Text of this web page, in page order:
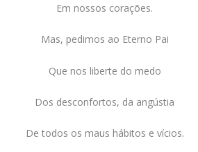
Em nossos corações.
Mas, pedimos ao Eterno Pai
Que nos liberte do medo
Dos desconfortos, da angústia
De todos os maus hábitos e vícios.